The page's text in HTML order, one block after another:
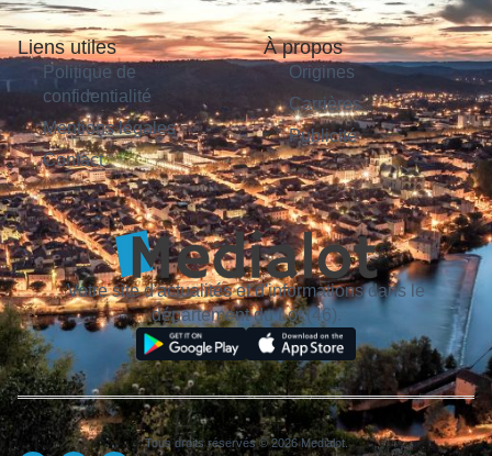
Liens utiles
Politique de
confidentialité
Mentions légales
Contact
À propos
Origines
Carrières
Publicité
Votre site d'actualités et d'informations dans le
département du Lot (46).
Tous droits réservés © 2026 Medialot.